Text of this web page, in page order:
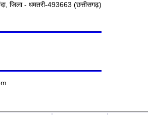
जिला - धमतरी-493663 (छत्तीसगढ़)